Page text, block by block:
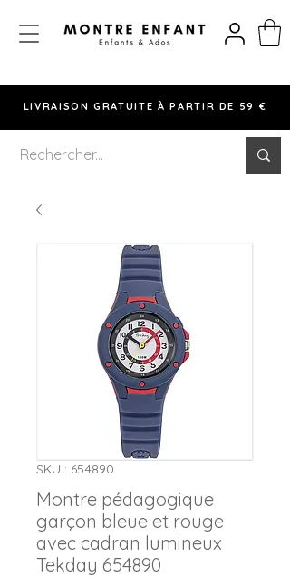
LIVRAISON GRATUITE À PARTIR DE 59 €
SKU : 654890
Montre pédagogique
garçon bleue et rouge
avec cadran lumineux
Tekday 654890